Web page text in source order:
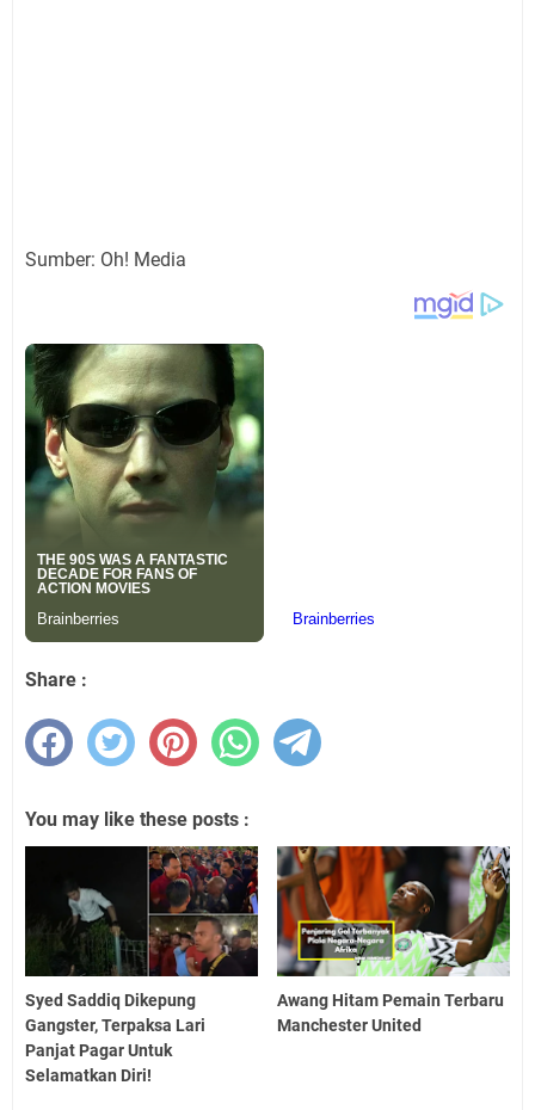
Sumber: Oh! Media
Share :
You may like these posts :
Syed Saddiq Dikepung
Gangster, Terpaksa Lari
Panjat Pagar Untuk
Selamatkan Diri!
Awang Hitam Pemain Terbaru
Manchester United